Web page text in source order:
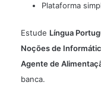
Plataforma
Estude Língua
Noções de
Agente de
banca.